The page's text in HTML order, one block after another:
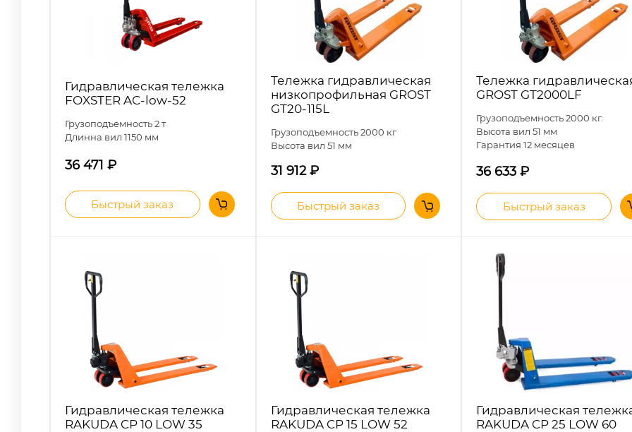
Гидравлическая тележка
FOXSTER AC-low-52
Грузоподъемность 2 т
Длинна вил 1150 мм
36 471 ₽
Быстрый заказ
Тележка гидравлическая
низкопрофильная GROST
GT20-115L
Грузоподъемность 2000 кг
Высота вил 51 мм
31 912₽
Быстрый заказ
Тележка
GROST GT2000LF
Грузоподъемность 2000 кг.
Высота вил 51 мм
Гарантия 12 месяцев
36 633₽
Быстрый заказ
Гидравлическая тележка
RAKUDA CP 10 LOW 35
Гидравлическая тележка
RAKUDA CP 15 LOW 52
Гидравлическая
RAKUDA CP 25 LOW 60